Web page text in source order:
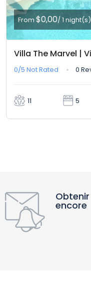
From $0,00/ 1 night(s)
Villa The Marvel |
0/5 Not Rated 0
11 5
encore